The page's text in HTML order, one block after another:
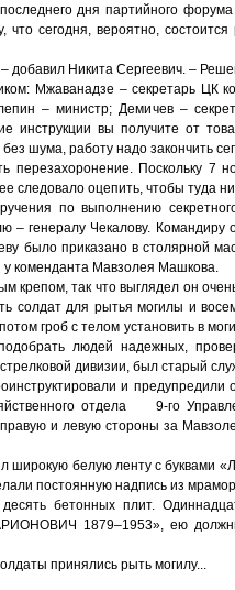
дня партийного форума
сегодня, вероятно,
добавил Никита Сергеевич. –
Мжаванадзе – секретарь ЦК
– министр; Демичев –
инструкции вы получите от
шума, работу надо закончить
перезахоронение. Поскольку 7
следовало оцепить, чтобы туда
по выполнению
генералу Чекалову. Командиру
было приказано в столярной
коменданта Мавзолея Машкова.
крепом, так что выглядел он
солдат для рытья могилы и
гроб с телом установить в
людей надежных,
дивизии, был старый
и предупредили
отдела 9-го
и левую стороны за
широкую белую ленту с буквами
постоянную надпись из
бетонных плит.
1879–1953», ею
принялись рыть могилу...